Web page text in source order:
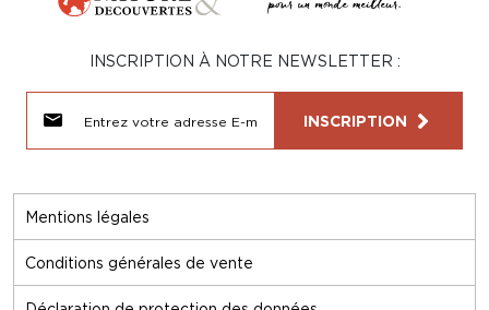
Mentions légales
Conditions générales de vente
INSCRIPTION À NOTRE NEWSLETTER :
INSCRIPTION